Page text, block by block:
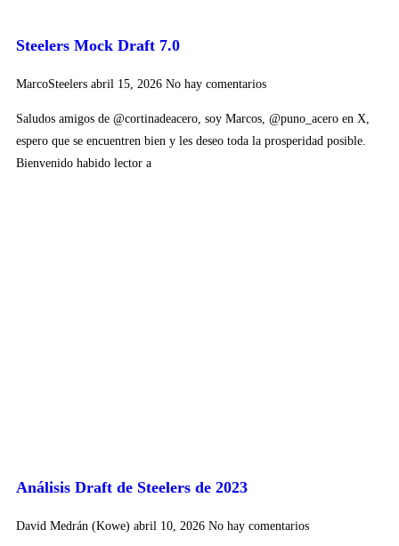
Steelers Mock Draft 7.0
MarcoSteelers abril 15, 2026 No hay comentarios
Saludos amigos de @cortinadeacero, soy Marcos, @puno_acero en X,
espero que se encuentren bien y les deseo toda la prosperidad posible.
Bienvenido habido lector a
Análisis Draft de Steelers de 2023
David Medrán (Kowe) abril 10, 2026 No hay comentarios